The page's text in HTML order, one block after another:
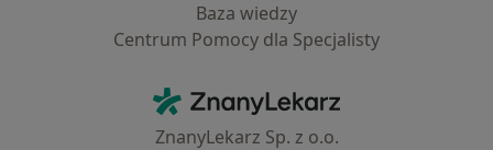
Baza wiedzy
Centrum Pomocy dla Specjalisty
ZnanyLekarz - Strona główna
ZnanyLekarz Sp. z o.o.